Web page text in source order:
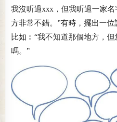
我沒听過xxx，但我听過一家
方非常不錯。”有時，擺出一位
比如︰“我不知道那個地方，
嗎。”